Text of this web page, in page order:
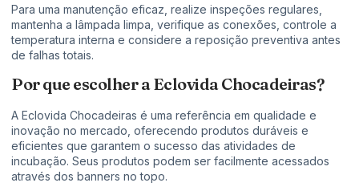
Para uma manutenção eficaz, realize inspeções regulares,
mantenha a lâmpada limpa, verifique as conexões, controle a
temperatura interna e considere a reposição preventiva antes
de falhas totais.
Por que escolher a Eclovida Chocadeiras?
A Eclovida Chocadeiras é uma referência em qualidade e
inovação no mercado, oferecendo produtos duráveis e
eficientes que garantem o sucesso das atividades de
incubação. Seus produtos podem ser facilmente acessados
através dos banners no topo.